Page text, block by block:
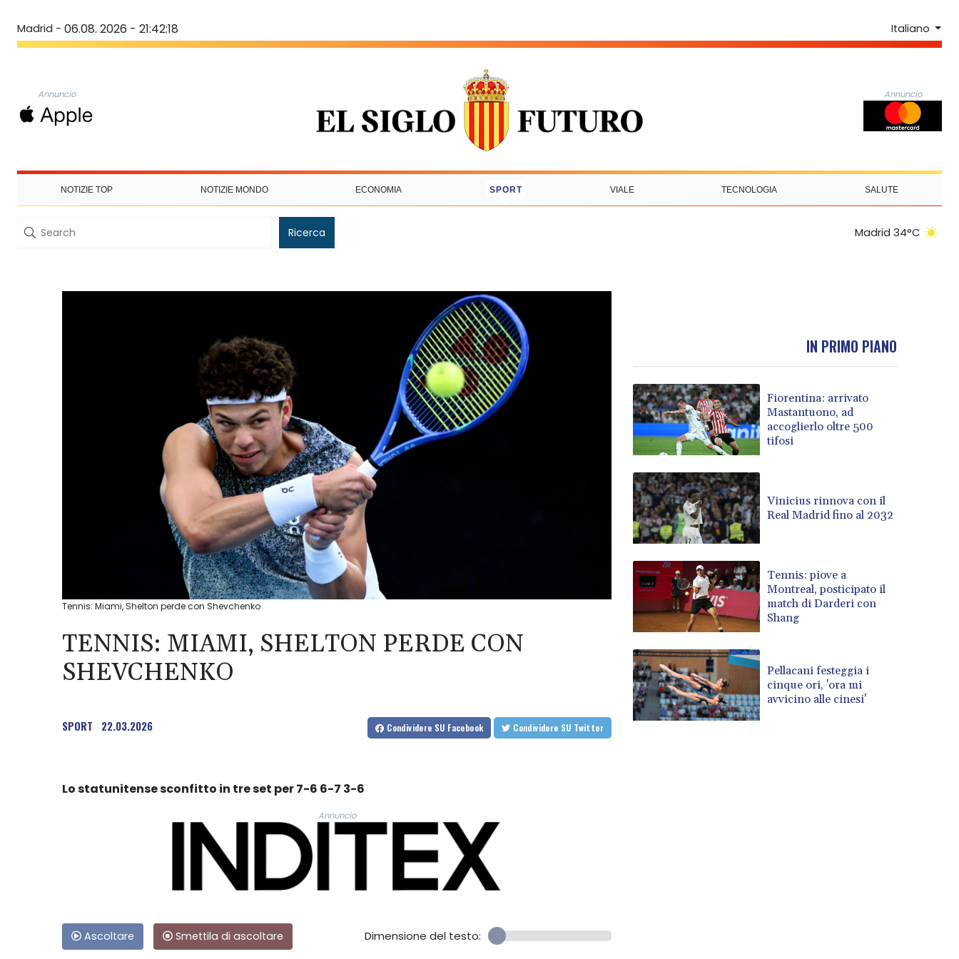
Madrid - 06.08. 2026 - 21:42:18 Italiano
Annuncio Annuncio
NOTIZIE TOP NOTIZIE MONDO ECONOMIA SPORT VIALE TECNOLOGIA SALUTE
Ricerca Madrid 34°C
Tennis: Miami, Shelton perde con Shevchenko
TENNIS: MIAMI, SHELTON PERDE CON
SHEVCHENKO
SPORT 22.03.2026 Condividere SU Facebook Condividere SU Twitter
Lo statunitense sconfitto in tre set per 7-6 6-7 3-6
Annuncio
Ascoltare Smettila di ascoltare Dimensione del testo:
IN PRIMO PIANO
Fiorentina: arrivato
Mastantuono, ad
accoglierlo oltre 500
tifosi
Vinicius rinnova con il
Real Madrid fino al 2032
Tennis: piove a
Montreal, posticipato il
match di Darderi con
Shang
Pellacani festeggia i
cinque ori, 'ora mi
avvicino alle cinesi'